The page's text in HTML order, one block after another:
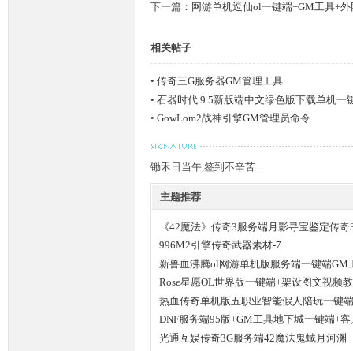
下一篇： 网游单机逗仙ol一键端+GM工具+
相关帖子
• 传奇三G服务器GM管理工具
• 石器时代 9.5新版端中文绿色版下载单机一
• GowLom2战神引擎GM管理员命令
锄禾日当午,签到不辛苦...
主题推荐
《42魔法》传奇3服务端月影寻宝鉴定传奇
996M2引擎传奇武器素材-7
新兽血沸腾ol网游单机版服务端一键端GM
Rose星愿OL世界版一键端+架设图文视频
热血传奇单机版五职业智能假人陪玩一键
DNF服务端95版+GM工具地下城一键端+
光通互娱传奇3G服务端42魔法鬼蜮月河渊